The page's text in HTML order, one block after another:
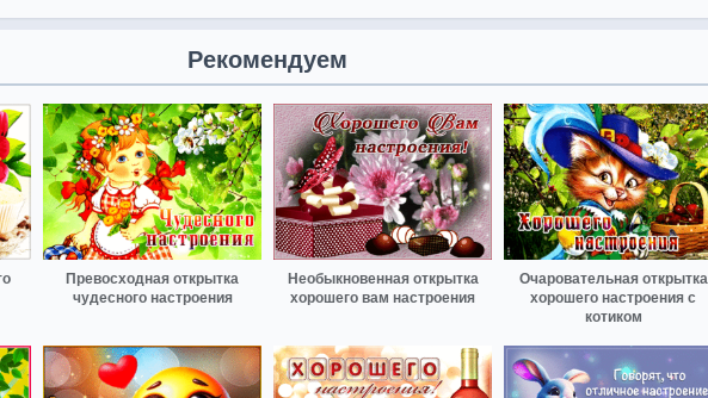
Рекомендуем
Превосходная открытка
чудесного настроения
Необыкновенная открытка
хорошего вам настроения
Очаровательная открытка
хорошего настроения с
котиком